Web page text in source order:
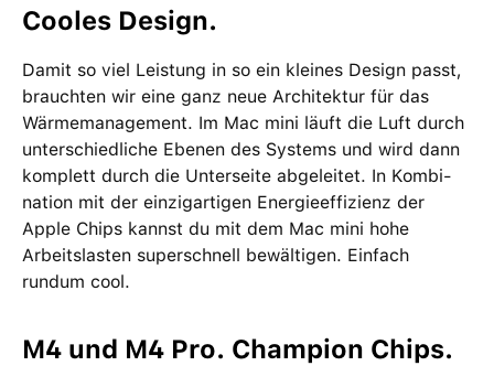
Cooles Design.
Damit so viel Leistung in so ein kleines Design passt,
brauchten wir eine ganz neue Archi­tektur für das
Wärme­management­. Im Mac mini läuft die Luft durch
unter­schied­liche Ebenen des Systems und wird dann
komplett durch die Unterseite abgeleitet. In Kombi­
nation mit der einzig­artigen Energie­effizienz der
Apple Chips kannst du mit dem Mac mini hohe
Arbeits­lasten super­schnell bewältigen. Einfach
rundum cool.
M4 und M4 Pro. Champion Chips.